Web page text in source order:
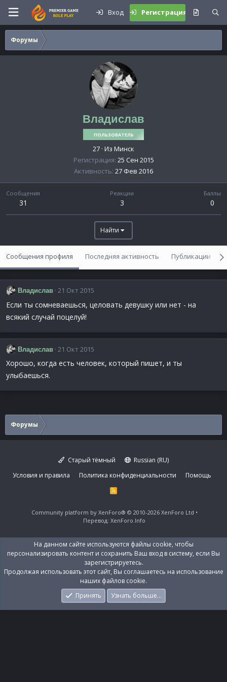
Вход Регистрация
Форумы
Владислав
ПОЛЬЗОВАТЕЛЬ
27 · Из Минск
Регистрация 25 Сен 2015
Активность 27 Фев 2016
Сообщения
31
Реакции
3
Баллы
0
Найти
Сообщения профиля Последняя активность Публикации
Владислав 21 Окт 2015
Если ты сомневаешься, целовать девушку или нет - на
всякий случай поцелуй!
Владислав 21 Окт 2015
Хорошо, когда есть человек, который пишет, и ты
улыбаешься.
Форумы
Старый тёмный
Russian (RU)
Условия и правила
Политика конфиденциальности Помощь
R
Community platform by XenForo® © 2010-2026 XenForo Ltd
Перевод: XenForo.Info
На данном сайте используются файлы cookie, чтобы
персонализировать контент и сохранить Ваш вход в систему, если Вы
зарегистрируетесь.
Продолжая использовать этот сайт, Вы соглашаетесь на использование
наших файлов cookie.
Принять
Узнать больше…